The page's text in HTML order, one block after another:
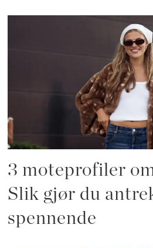
3 moteprofiler
Slik gjør du
spennende